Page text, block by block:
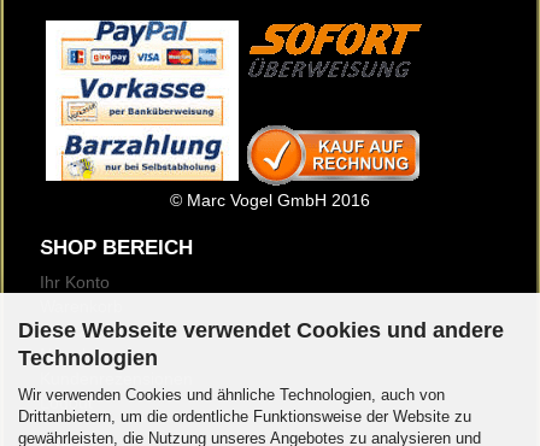
Diese Webseite verwendet Cookies und andere
Technologien
Wir verwenden Cookies und ähnliche Technologien, auch von
Drittanbietern, um die ordentliche Funktionsweise der Website zu
gewährleisten, die Nutzung unseres Angebotes zu analysieren und
© Marc Vogel GmbH 2016
SHOP BEREICH
Ihr Konto
Merkzettel
Newsletter
Logout